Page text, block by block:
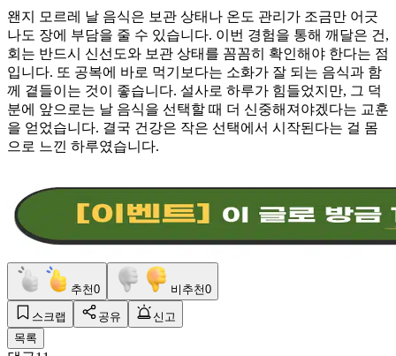
왠지 모르레 날 음식은 보관 상태나 온도 관리가 조금만 어긋
나도 장에 부담을 줄 수 있습니다. 이번 경험을 통해 깨달은 건,
회는 반드시 신선도와 보관 상태를 꼼꼼히 확인해야 한다는 점
입니다. 또 공복에 바로 먹기보다는 소화가 잘 되는 음식과 함
께 곁들이는 것이 좋습니다. 설사로 하루가 힘들었지만, 그 덕
분에 앞으로는 날 음식을 선택할 때 더 신중해져야겠다는 교훈
을 얻었습니다. 결국 건강은 작은 선택에서 시작된다는 걸 몸
으로 느낀 하루였습니다.
추천0 비추천0
스크랩 공유
신고
목록